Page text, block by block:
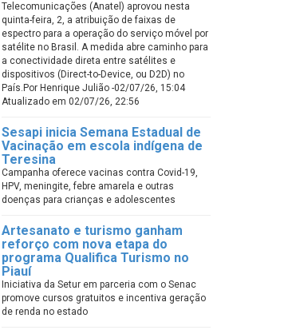
Telecomunicações (Anatel) aprovou nesta
quinta-feira, 2, a atribuição de faixas de
espectro para a operação do serviço móvel por
satélite no Brasil. A medida abre caminho para
a conectividade direta entre satélites e
dispositivos (Direct-to-Device, ou D2D) no
País.Por Henrique Julião -02/07/26, 15:04
Atualizado em 02/07/26, 22:56
Sesapi inicia Semana Estadual de
Vacinação em escola indígena de
Teresina
Campanha oferece vacinas contra Covid-19,
HPV, meningite, febre amarela e outras
doenças para crianças e adolescentes
Artesanato e turismo ganham
reforço com nova etapa do
programa Qualifica Turismo no
Piauí
Iniciativa da Setur em parceria com o Senac
promove cursos gratuitos e incentiva geração
de renda no estado